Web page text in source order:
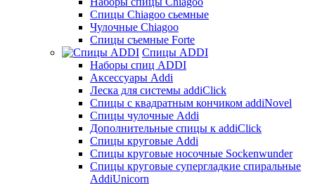
Спицы Chiagoo сьемные
Чулочные Chiagoo
Спицы съемные Forte
Спицы ADDI
Наборы спиц ADDI
Аксессуары Addi
Леска для системы addiClick
Спицы с квадратным кончиком addiNovel
Спицы чулочные Addi
Дополнительные спицы к addiClick
Спицы круговые Addi
Спицы круговые носочные Sockenwunder
Спицы круговые супергладкие спиральные
AddiUnicorn